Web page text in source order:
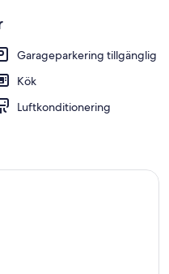
Garageparkering tillgänglig
Kök
Luftkonditionering